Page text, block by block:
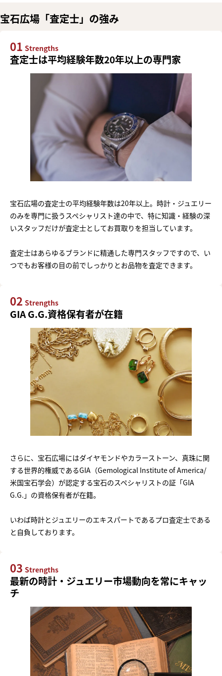
宝石広場「査定士」の強み
01 Strengths
査定士は平均経験年数20年以上の専門家
宝石広場の査定士の平均経験年数は20年以上。時計・ジュエリー
のみを専門に扱うスペシャリスト達の中で、特に知識・経験の深
いスタッフだけが査定士としてお買取りを担当しています。
査定士はあらゆるブランドに精通した専門スタッフですので、い
つでもお客様の目の前でしっかりとお品物を査定できます。
02 Strengths
GIA G.G.資格保有者が在籍
さらに、宝石広場にはダイヤモンドやカラーストーン、真珠に関
する世界的権威であるGIA（Gemological Institute of America/
米国宝石学会）が認定する宝石のスペシャリストの証「GIA
G.G.」の資格保有者が在籍。
いわば時計とジュエリーのエキスパートであるプロ査定士である
と自負しております。
03 Strengths
最新の時計・ジュエリー市場動向を常にキャッ
チ